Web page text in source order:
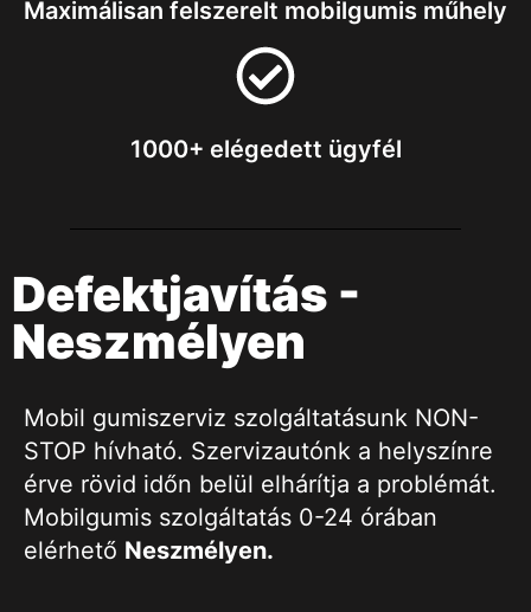
Maximálisan felszerelt mobilgumis műhely
1000+ elégedett ügyfél
Defektjavítás -
Neszmélyen
Mobil gumiszerviz szolgáltatásunk NON-
STOP hívható. Szervizautónk a helyszínre
érve rövid időn belül elhárítja a problémát.
Mobilgumis szolgáltatás 0-24 órában
elérhető Neszmélyen.